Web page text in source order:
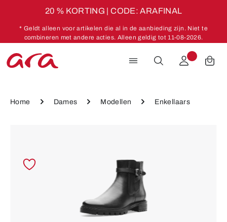
20 % KORTING | CODE: ARAFINAL
* Geldt alleen voor artikelen die al in de aanbieding zijn. Niet te
combineren met andere acties. Alleen geldig tot 11-08-2026.
Home Dames Modellen Enkellaars